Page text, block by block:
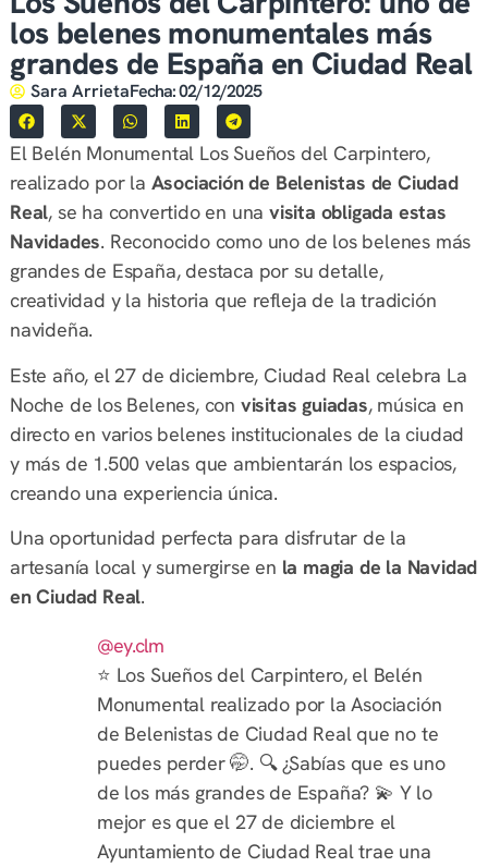
los belenes monumentales más
grandes de España en Ciudad Real
Sara ArrietaFecha:02/12/2025
El Belén Monumental Los Sueños del Carpintero,
realizado por la Asociación de Belenistas de Ciudad
Real, se ha convertido en una visita obligada estas
Navidades. Reconocido como uno de los belenes más
grandes de España, destaca por su detalle,
creatividad y la historia que refleja de la tradición
navideña.
Este año, el 27 de diciembre, Ciudad Real celebra La
Noche de los Belenes, con visitas guiadas, música en
directo en varios belenes institucionales de la ciudad
y más de 1.500 velas que ambientarán los espacios,
creando una experiencia única.
Una oportunidad perfecta para disfrutar de la
artesanía local y sumergirse en la magia de la Navidad
en Ciudad Real.
@ey.clm
⭐️ Los Sueños del Carpintero, el Belén
Monumental realizado por la Asociación
de Belenistas de Ciudad Real que no te
puedes perder 🤭. 🔍 ¿Sabías que es uno
de los más grandes de España? 💫 Y lo
mejor es que el 27 de diciembre el
Ayuntamiento de Ciudad Real trae una